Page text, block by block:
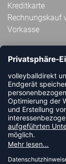
Kreditkarte
Rechnungskauf
Vorkasse
ABONNIERE
NEUIGKEIT